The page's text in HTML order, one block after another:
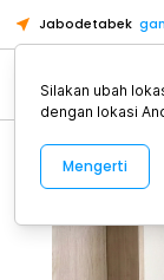
Jabodetabek
Alat
Silakan ubah
dengan lokasi
Mengerti